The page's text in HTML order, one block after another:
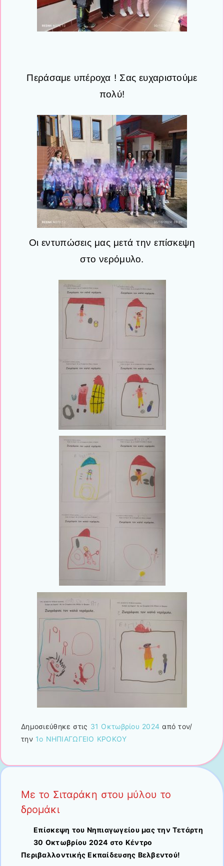
Περάσαμε υπέροχα ! Σας ευχαριστούμε
πολύ!
Οι εντυπώσεις μας μετά την επίσκεψη
στο νερόμυλο.
Δημοσιεύθηκε στις 31 Οκτωβρίου 2024 από τον/
την 1ο ΝΗΠΙΑΓΩΓΕΙΟ ΚΡΟΚΟΥ
Με το Σιταράκη στου μύλου το
δρομάκι
Επίσκεψη του Νηπιαγωγείου μας την Τετάρτη
30 Οκτωβρίου 2024 στο Κέντρο
Περιβαλλοντικής Εκπαίδευσης Βελβεντού!